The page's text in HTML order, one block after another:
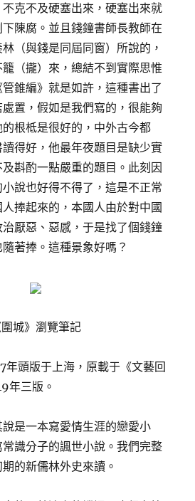
克不及硬塞出來，硬塞出來就
陳腐。並且錢鐘書師長教師在
（與錢是同屆同窗）所說的，
（攏）來，總結不到實際思惟
錐編》就是如許，這種書出了
置，假如是我們寫的，很能夠
根柢是很好的，中外古今都
得好，他最年夜題目是缺少實
斟酌一點嚴重的題目。此刻因
說也好得不得了，這是不正常
捧起來的，本國人由於對中國
厭惡、惡感，于是找了個錢鐘
著捧。這種景象好嗎？
圍城》瀏覽筆記
年頭版于上海，原載于《文藝回
年三版。
說是一本寫愛情生涯的戀愛小
識分子的諷世小說。我們完整
的新儒林外史來讀。